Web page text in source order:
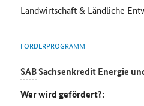
Landwirtschaft & Ländliche
FÖRDERPROGRAMM
SABSachsenkredit Energie
Wer wird gefördert?: